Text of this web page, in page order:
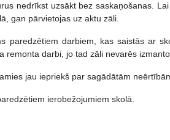
nedrīkst uzsākt bez saskaņošanas.
gan pārvietojas uz aktu zāli.
paredzētiem darbiem, kas saistās ar
darbi, jo tad zāli nevarēs
jau iepriekš par sagādātām
ierobežojumiem skolā.